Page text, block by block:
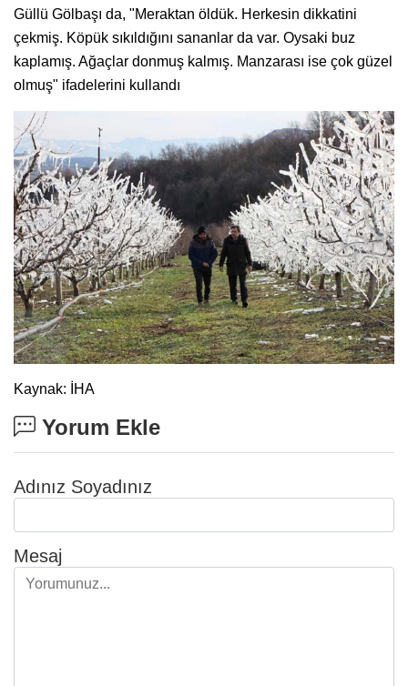
Güllü Gölbaşı da, "Meraktan öldük. Herkesin dikkatini
çekmiş. Köpük sıkıldığını sananlar da var. Oysaki buz
kaplamış. Ağaçlar donmuş kalmış. Manzarası ise çok güzel
olmuş" ifadelerini kullandı
Kaynak: İHA
Yorum Ekle
Adınız Soyadınız
Mesaj